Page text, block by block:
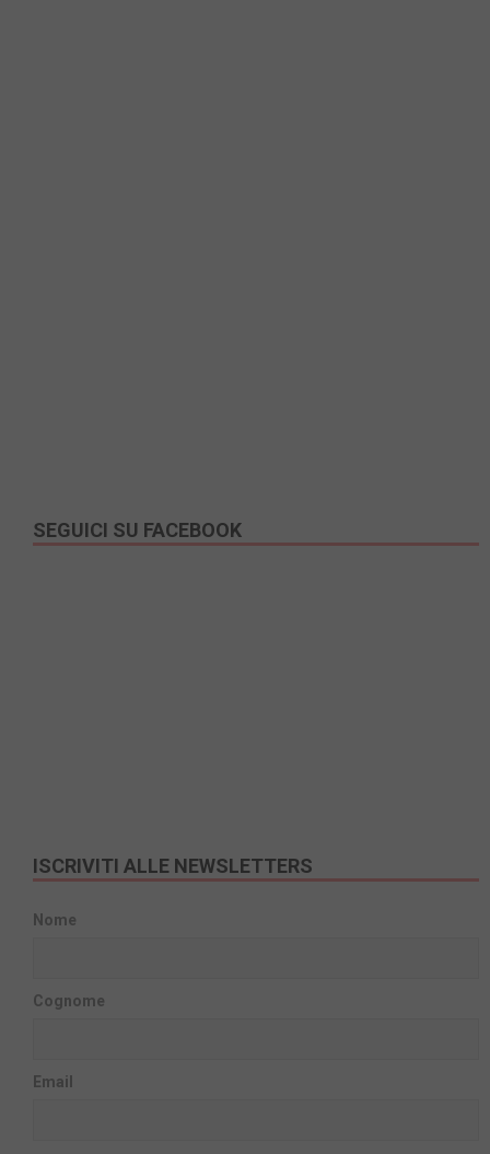
SEGUICI SU FACEBOOK
ISCRIVITI ALLE NEWSLETTERS
Nome
Cognome
Email